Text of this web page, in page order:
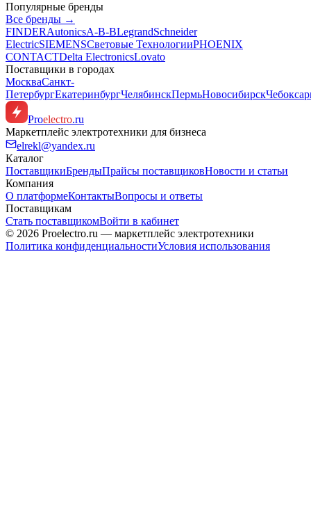
Популярные бренды
Все бренды →
FINDERAutonicsA-B-BLegrandSchneider
ElectricSIEMENSСветовые ТехнологииPHOENIX
CONTACTDelta ElectronicsLovato
Поставщики в городах
МоскваСанкт-
ПетербургЕкатеринбургЧелябинскПермьНовосибирск
Proelectro.ru
Маркетплейс электротехники для бизнеса
elrekl@yandex.ru
Каталог
ПоставщикиБрендыПрайсы поставщиковНовости и статьи
Компания
О платформеКонтактыВопросы и ответы
Поставщикам
Стать поставщикомВойти в кабинет
© 2026 Proelectro.ru — маркетплейс электротехники
Политика конфиденциальностиУсловия использования